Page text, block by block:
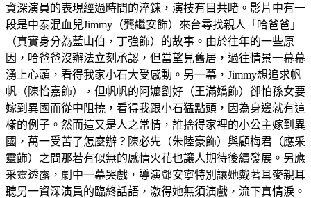
資深演員的表現經過時間的淬鍊，演技有目共睹。影片中有一
段是中泰混血兒Jimmy（龔繼安飾）來台尋找親人「哈爸爸」
（真實身分為藍山伯，丁強飾）的故事。由於往年的一些原
因，哈爸爸沒辦法立刻承認，但當望見舊居，過往情景一幕幕
湧上心頭，看得我家小石大受感動。另一幕，Jimmy想追求帆
帆（陳怡嘉飾），但帆帆的阿嬤劉好（王滿嬌飾）卻怕孫女要
嫁到異國而從中阻撓，看得我跟小石猛點頭，因為身邊就有這
樣的例子。然而這又是人之常情，誰捨得家裡的小公主嫁到異
國，萬一受苦了怎麼辦？陳必先（朱陸豪飾）與顧梅君（應采
靈飾）之間那若有似無的感情火花也讓人期待後續發展。另應
采靈透露，劇中一幕哭戲，導演鄧安寧特別讓她戴著耳麥親耳
聽另一資深演員的臨終話語，激得她無須演戲，流下真情淚。